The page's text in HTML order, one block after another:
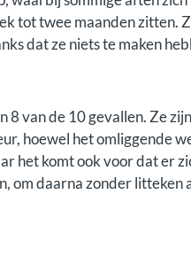
tot twee maanden zitten.
dat ze niets te maken
8 van de 10 gevallen. Ze
hoewel het omliggende
het komt ook voor dat er
om daarna zonder